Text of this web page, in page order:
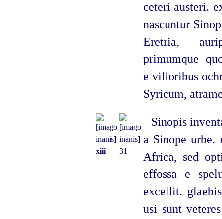
ceteri austeri.
nascuntur
Eretria,
primumque
e vilioribus
Syricum,
xiii 31
Sinopis
a Sinope urbe.
Africa, sed
effossa e
excellit.
usi sunt